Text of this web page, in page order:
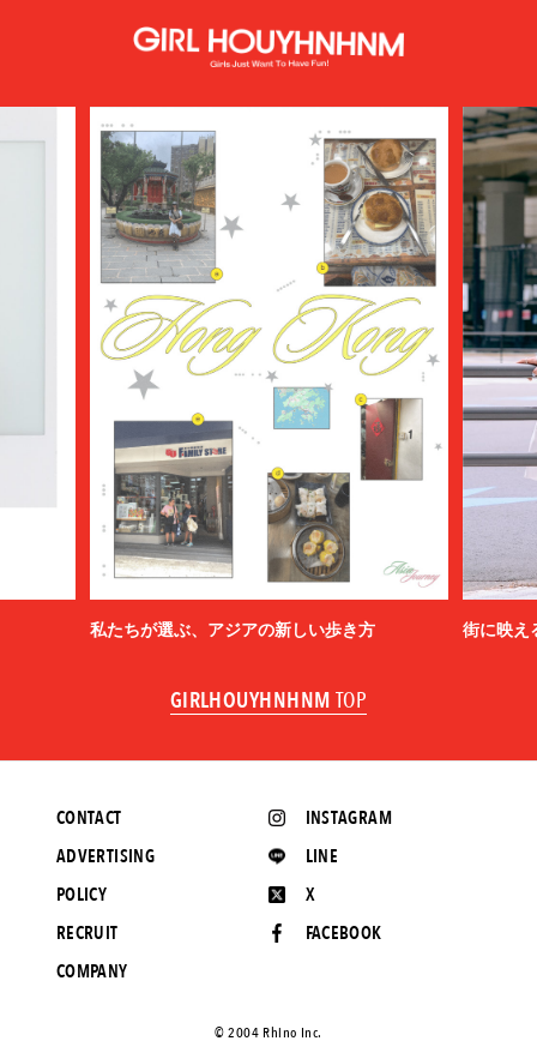
私たちが選ぶ、アジアの新しい歩き方 街に映え
GIRLHOUYHNHNM TOP
INSTAGRAM
LINE
X
FACEBOOK
CONTACT
ADVERTISING
POLICY
RECRUIT
COMPANY
©️ 2004 Rhino Inc.